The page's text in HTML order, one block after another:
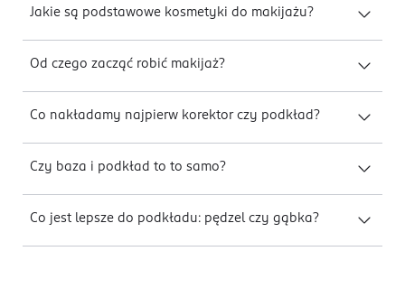
Jakie są podstawowe kosmetyki do makijażu?
Od czego zacząć robić makijaż?
Co nakładamy najpierw korektor czy podkład?
Czy baza i podkład to to samo?
Co jest lepsze do podkładu: pędzel czy gąbka?